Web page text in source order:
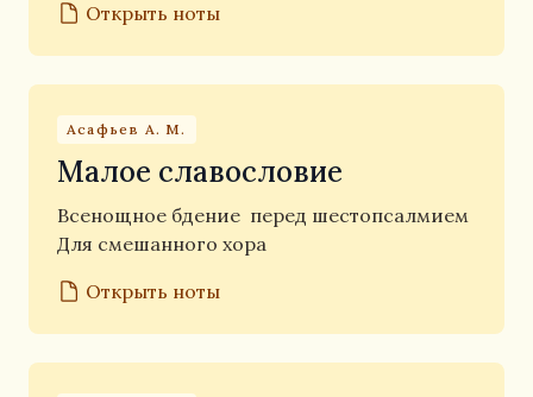
Открыть ноты
Асафьев А. М.
Малое славословие
Всенощное бдение перед шестопсалмием
Для смешанного хора
Открыть ноты